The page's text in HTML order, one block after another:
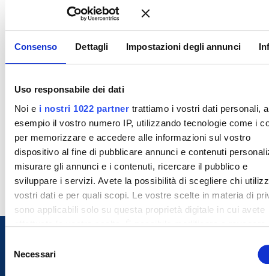
Consenso Dettagli Impostazioni degli annunci
Uso responsabile dei dati
Noi e i nostri 1022 partnertrattiamo i vostri dati personali,
esempio il vostro numero IP, utilizzando tecnologie come i
per memorizzare e accedere alle informazioni sul vostro
dispositivo al fine di pubblicare annunci e contenuti
misurare gli annunci e i contenuti, ricercare il pubblico e
sviluppare i servizi. Avete la possibilità di scegliere chi
vostri dati e per quali scopi. Le vostre scelte in materia di
sono applicabili solo su questa proprietà digitale in cui avete
effettuato le vostre scelte. È possibile modificare o revocare
cookie o facendo clic sull'icona di attivazione della privacy.
Necessari